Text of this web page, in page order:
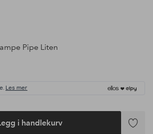
Pipe Liten
Les mer
i handlekurv
Legg